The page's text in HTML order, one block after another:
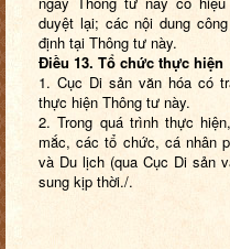
duyệt lại; các nội dung
định tại Thông tư này.
Điều 13. Tổ chức thực hiện
1. Cục Di sản văn hóa có
thực hiện Thông tư này.
2. Trong quá trình thực
mắc, các tổ chức, cá nhân
và Du lịch (qua Cục Di sản
sung kịp thời./.